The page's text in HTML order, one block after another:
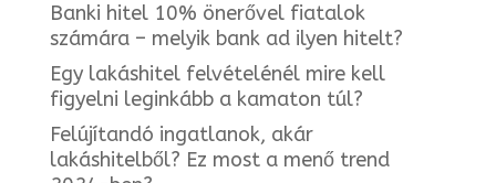
Banki hitel 10% önerővel fiatalok
számára – melyik bank ad ilyen hitelt?
Egy lakáshitel felvételénél mire kell
figyelni leginkább a kamaton túl?
Felújítandó ingatlanok, akár
lakáshitelből? Ez most a menő trend